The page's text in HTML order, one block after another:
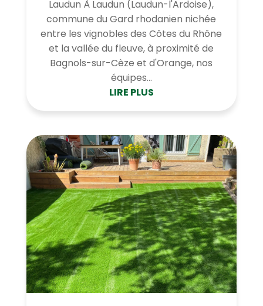
Laudun À Laudun (Laudun-l'Ardoise),
commune du Gard rhodanien nichée
entre les vignobles des Côtes du Rhône
et la vallée du fleuve, à proximité de
Bagnols-sur-Cèze et d'Orange, nos
équipes...
LIRE PLUS